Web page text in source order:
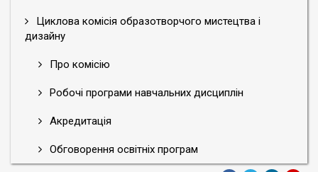
Циклова комісія образотворчого мистецтва і
дизайну
Про комісію
Робочі програми навчальних дисциплін
Акредитація
Обговорення освітніх програм